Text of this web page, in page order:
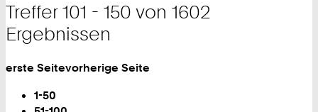
Treffer 101 - 150 von 1602
Ergebnissen
Blättern
erste Seitevorherige Seite
1-50